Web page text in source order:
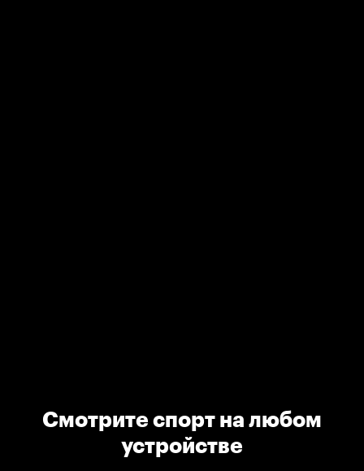
Смотрите спорт на любом
устройстве